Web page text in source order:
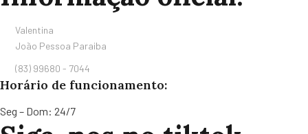
Valentina
João Pessoa Paraiba
(83) 99680 - 7044
Horário de funcionamento:
Seg – Dom: 24/7